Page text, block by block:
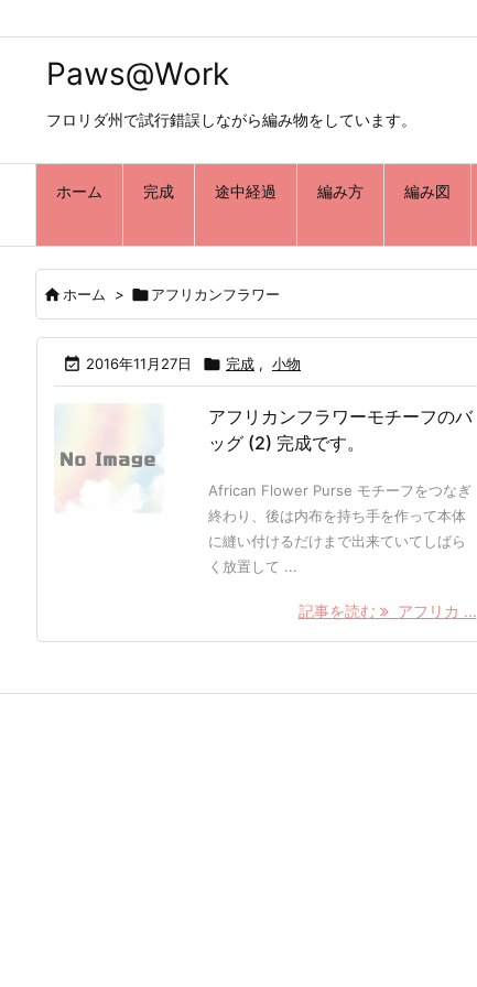
Paws@Work
フロリダ州で試行錯誤しながら編み物をしています。
ホーム 完成 途中経過 編み方 編み図
ホーム > アフリカンフラワー
 2016年11月27日  完成 , 小物
アフリカンフラワーモチーフのバ
ッグ (2) 完成です。
African Flower Purse モチーフをつなぎ
終わり、後は内布を持ち手を作って本体
に縫い付けるだけまで出来ていてしばら
く放置して ...
記事を読む アフリカ ...